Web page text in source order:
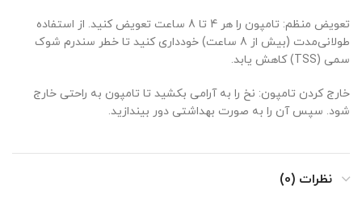
تعویض منظم: تامپون را هر 4 تا 8 ساعت تعویض کنید. از استفاده
طولانی‌مدت (بیش از 8 ساعت) خودداری کنید تا خطر سندرم شوک
سمی (TSS) کاهش یابد.
خارج کردن تامپون: نخ را به آرامی بکشید تا تامپون به راحتی خارج
شود. سپس آن را به صورت بهداشتی دور بیندازید.
نظرات (0)